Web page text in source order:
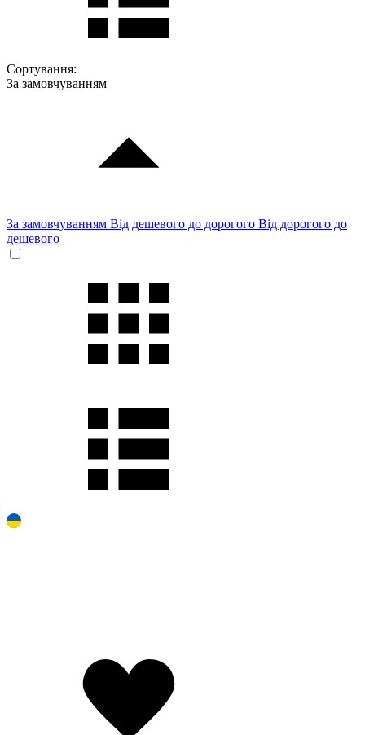
Сортування:
За замовчуванням
За замовчуванням Від дешевого до дорогого Від дорогого до
дешевого